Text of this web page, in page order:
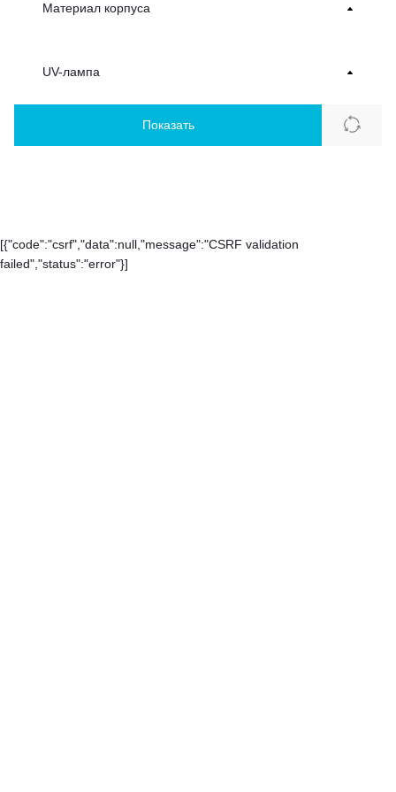
Материал корпуса
UV-лампа
Показать
[{"code":"csrf","data":null,"message":"CSRF validation
failed","status":"error"}]